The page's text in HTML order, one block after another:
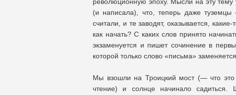
(и написала), что, теперь даже
считали, и те заводят, оказывается,
как начать? С каких слов принято
экзаменуется и пишет сочинение в
которой только слово «письма»
Мы взошли на Троицкий мост (— что
чтение) и солнце начинало